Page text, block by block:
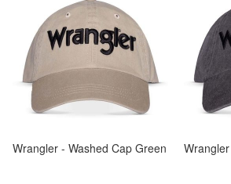
Wrangler - Washed Cap Green